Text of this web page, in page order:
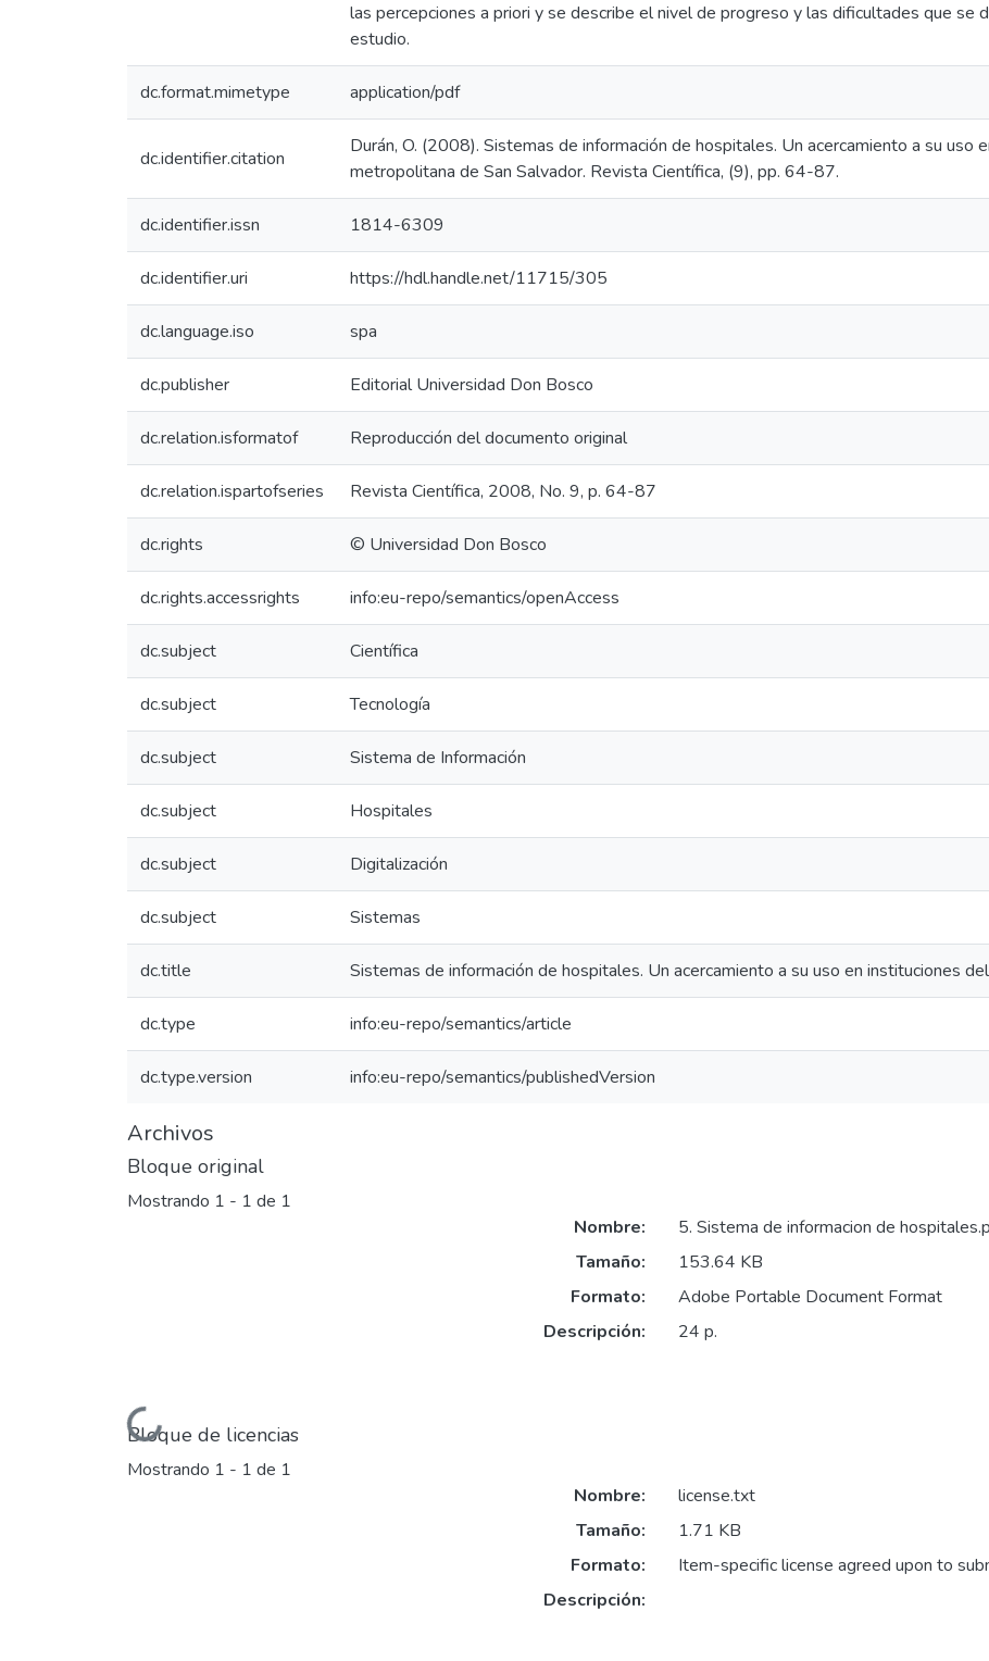
las percepciones a priori y se describe el nivel de progreso y las dificultades que se
estudio.
dc.format.mimetype application/pdf
dc.identifier.citation
Durán, O. (2008). Sistemas de información de hospitales. Un acercamiento a su uso
metropolitana de San Salvador. Revista Científica, (9), pp. 64-87.
dc.identifier.issn 1814-6309
dc.identifier.uri https://hdl.handle.net/11715/305
dc.language.iso spa
dc.publisher Editorial Universidad Don Bosco
dc.relation.isformatof Reproducción del documento original
dc.relation.ispartofseries Revista Científica, 2008, No. 9, p. 64-87
dc.rights © Universidad Don Bosco
dc.rights.accessrights info:eu-repo/semantics/openAccess
dc.subject Científica
dc.subject Tecnología
dc.subject Sistema de Información
dc.subject Hospitales
dc.subject Digitalización
dc.subject Sistemas
dc.title Sistemas de información de hospitales. Un acercamiento a su uso en instituciones
dc.type info:eu-repo/semantics/article
dc.type.version info:eu-repo/semantics/publishedVersion
Archivos
Bloque original
Mostrando 1 - 1 de 1
Cargando...
Nombre:
5. Sistema de informacion de
Tamaño:
153.64 KB
Formato:
Adobe Portable Document Format
Descripción:
24 p.
Bloque de licencias
Mostrando 1 - 1 de 1
Nombre:
license.txt
Tamaño:
1.71 KB
Formato:
Item-specific license agreed upon to
Descripción: